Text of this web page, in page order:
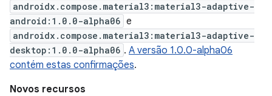
androidx.compose.material3:material3-adaptive-
android:1.0.0-alpha06 e
androidx.compose.material3:material3-adaptive-
desktop:1.0.0-alpha06 . A versão 1.0.0-alpha06
contém estas confirmações.
Novos recursos